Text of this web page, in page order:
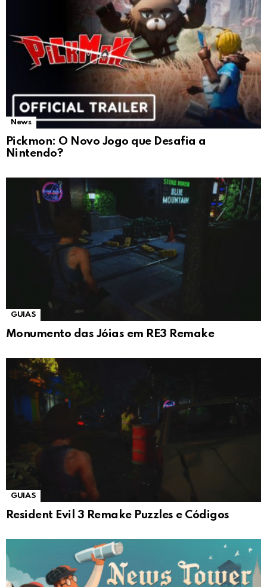
News
Pickmon: O Novo Jogo que Desafia a
Nintendo?
GUIAS
Monumento das Jóias em RE3 Remake
GUIAS
Resident Evil 3 Remake Puzzles e Códigos